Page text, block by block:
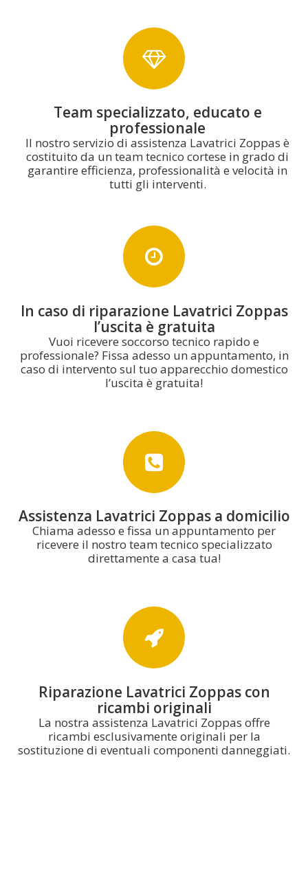
Team specializzato, educato e
professionale
Il nostro servizio di assistenza Lavatrici Zoppas è
costituito da un team tecnico cortese in grado di
garantire efficienza, professionalità e velocità in
tutti gli interventi.
In caso di riparazione Lavatrici Zoppas
l’uscita è gratuita
Vuoi ricevere soccorso tecnico rapido e
professionale? Fissa adesso un appuntamento, in
caso di intervento sul tuo apparecchio domestico
l’uscita è gratuita!
Assistenza Lavatrici Zoppas a domicilio
Chiama adesso e fissa un appuntamento per
ricevere il nostro team tecnico specializzato
direttamente a casa tua!
Riparazione Lavatrici Zoppas con
ricambi originali
La nostra assistenza Lavatrici Zoppas offre
ricambi esclusivamente originali per la
sostituzione di eventuali componenti danneggiati.